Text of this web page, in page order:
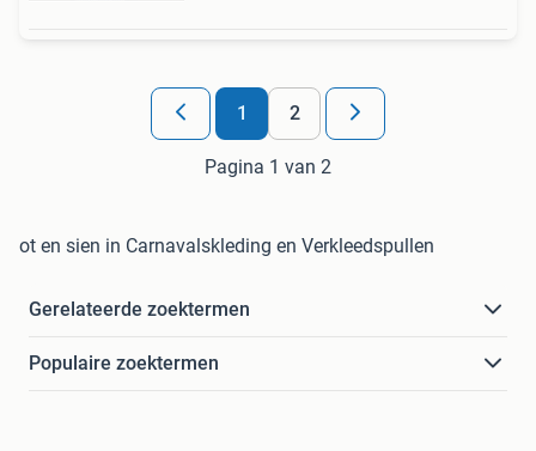
1 2
Pagina 1 van 2
ot en sien in Carnavalskleding en Verkleedspullen
Gerelateerde zoektermen
Populaire zoektermen